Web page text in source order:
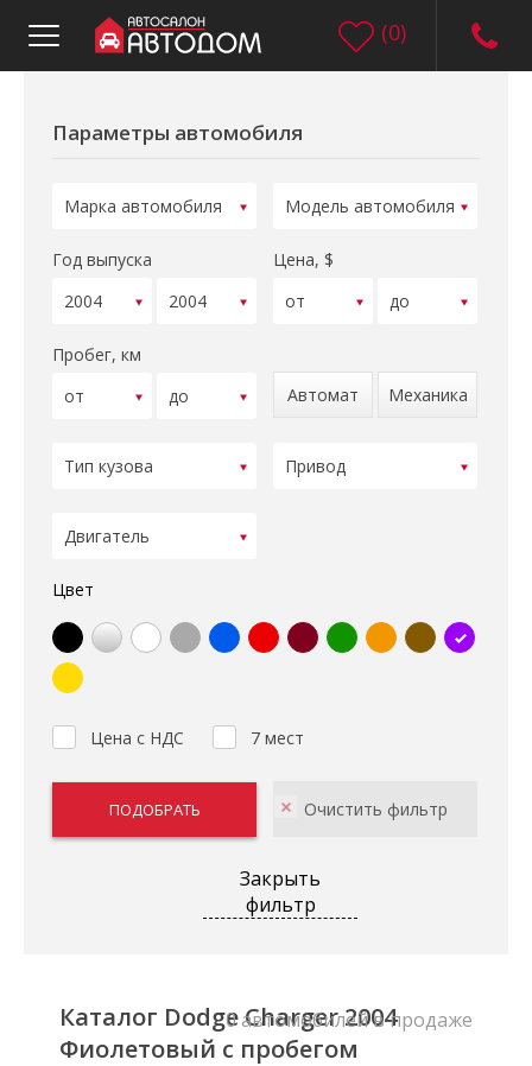
(0)
Параметры автомобиля
Год выпуска Цена, $
Пробег, км
Автомат
Механика
Цвет
Цена с НДС 7 мест
Закрыть
фильтр
Каталог Dodge Charger 2004
Фиолетовый с пробегом
0 автомобилей в продаже